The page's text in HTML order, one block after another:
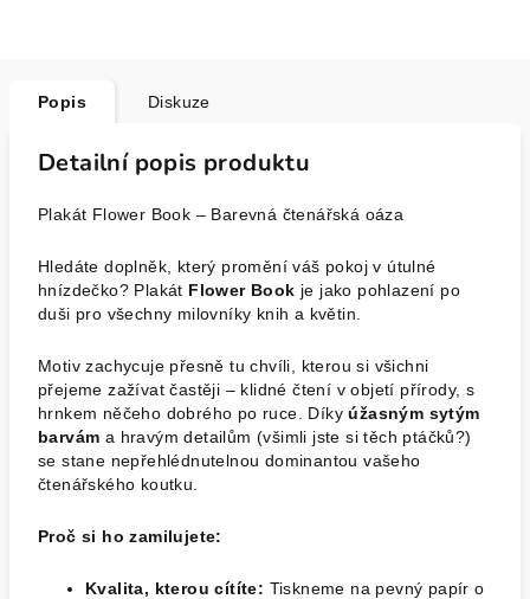
Popis Diskuze
Detailní popis produktu
Plakát Flower Book – Barevná čtenářská oáza
Hledáte doplněk, který promění váš pokoj v útulné
hnízdečko? Plakát Flower Book je jako pohlazení po
duši pro všechny milovníky knih a květin.
Motiv zachycuje přesně tu chvíli, kterou si všichni
přejeme zažívat častěji – klidné čtení v objetí přírody, s
hrnkem něčeho dobrého po ruce. Díkyúžasným sytým
barvám a hravým detailům (všimli jste si těch ptáčků?)
se stane nepřehlédnutelnou dominantou vašeho
čtenářského koutku.
Proč si ho zamilujete:
Kvalita, kterou cítíte: Tiskneme na pevný papír o